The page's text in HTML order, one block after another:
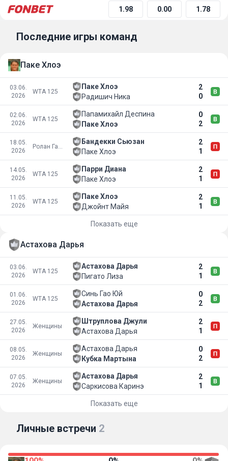
1.98 0.00 1.78
Последние игры команд
Паке Хлоэ
03.06.
2026
WTA 125
Паке Хлоэ
2
0
Радишич Ника
02.06.
2026
WTA 125
Папамихайл Деспина
0
2
Паке Хлоэ
18.05.
2026
Ролан Гаррос
Бандекки Сьюзан
2
1
Паке Хлоэ
14.05.
2026
WTA 125
Парри Диана
2
1
Паке Хлоэ
11.05.
2026
WTA 125
Паке Хлоэ
2
1
Джойнт Майя
Показать еще
Астахова Дарья
03.06.
2026
WTA 125
Астахова Дарья
2
1
Пигато Лиза
01.06.
2026
WTA 125
Синь Гао Юй
0
2
Астахова Дарья
27.05.
2026
Женщины
Штруплова Джули
2
1
Астахова Дарья
08.05.
2026
Женщины
Астахова Дарья
0
2
Кубка Мартына
07.05.
2026
Женщины
Астахова Дарья
2
1
Саркисова Каринэ
Показать еще
Личные встречи 2